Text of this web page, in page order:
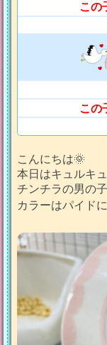
この
この
こんにちは🌞
本日はキュルキ
チンチラの男の
カラーはパイド